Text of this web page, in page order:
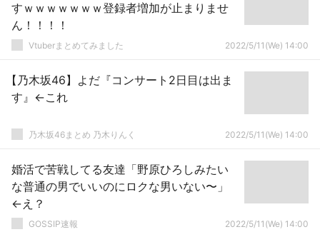
すｗｗｗｗｗｗｗ登録者増加が止まりませ
ん！！！！
Vtuberまとめてみました 2022/5/11(We) 14:00
【乃木坂46】よだ『コンサート2日目は出ま
す』←これ
乃木坂46まとめ 乃木りんく 2022/5/11(We) 14:00
婚活で苦戦してる友達「野原ひろしみたい
な普通の男でいいのにロクな男いない〜」
←え？
GOSSIP速報 2022/5/11(We) 14:00